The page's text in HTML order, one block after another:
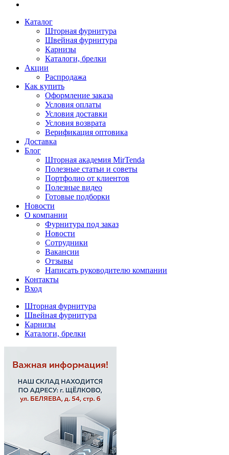
Каталог
Шторная фурнитура
Швейная фурнитура
Карнизы
Каталоги, брелки
Акции
Распродажа
Как купить
Оформление заказа
Условия оплаты
Условия доставки
Условия возврата
Верификация оптовика
Доставка
Блог
Шторная академия MirTenda
Полезные статьи и советы
Портфолио от клиентов
Полезные видео
Готовые подборки
Новости
О компании
Фурнитура под заказ
Новости
Сотрудники
Вакансии
Отзывы
Написать руководителю компании
Контакты
Вход
Шторная фурнитура
Швейная фурнитура
Карнизы
Каталоги, брелки